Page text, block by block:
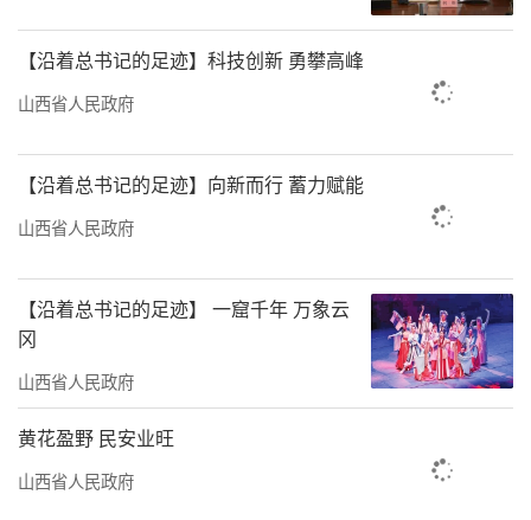
【沿着总书记的足迹】科技创新 勇攀高峰
山西省人民政府
【沿着总书记的足迹】向新而行 蓄力赋能
山西省人民政府
【沿着总书记的足迹】 一窟千年 万象云
冈
山西省人民政府
黄花盈野 民安业旺
山西省人民政府